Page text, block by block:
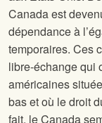
Canada est
dépendance à
temporaires. Ces
libre-échange qui
américaines
bas et où le droit
fait, le Canada